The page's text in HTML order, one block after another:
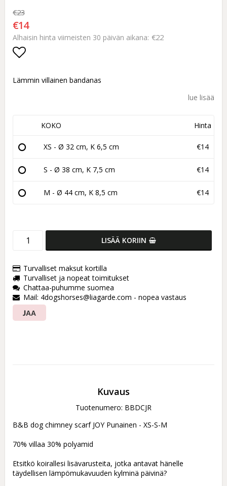
€23
€14
Alhaisin hinta viimeisten 30 päivän aikana €22
Add to list of favorites
Lämmin villainen bandanas
lue lisää
KOKO Hinta
XS - Ø 32 cm, K 6,5 cm €14
S - Ø 38 cm, K 7,5 cm €14
M - Ø 44 cm, K 8,5 cm €14
LISÄÄ KORIIN
Turvalliset maksut kortilla
Turvalliset ja nopeat toimitukset
Chattaa-puhumme suomea
Mail: 4dogshorses@liagarde.com - nopea vastaus
JAA
Kuvaus
Tuotenumero: BBDCJR
B&B dog chimney scarf JOY Punainen - XS-S-M
70% villaa 30% polyamid
Etsitkö koirallesi lisävarusteita, jotka antavat hänelle
täydellisen lämpömukavuuden kylminä päivinä?